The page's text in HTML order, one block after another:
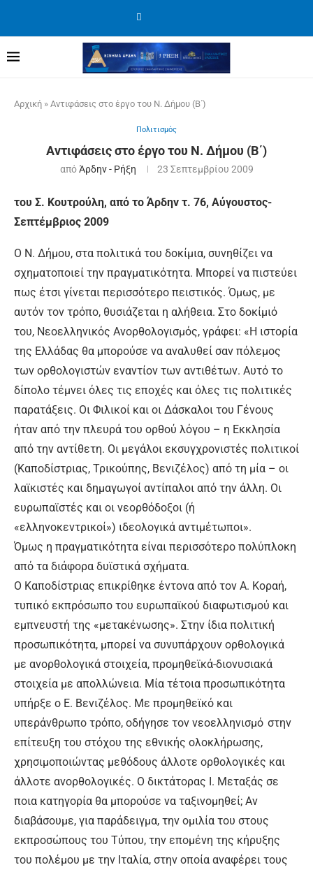
Αρχική » Αντιφάσεις στο έργο του Ν. Δήμου (Β΄)
Πολιτισμός
Αντιφάσεις στο έργο του Ν. Δήμου (Β΄)
απόΆρδην - Ρήξη 23 Σεπτεμβρίου 2009
του Σ. Κουτρούλη, από το Άρδην τ. 76, Αύγουστος-
Σεπτέμβριος 2009
Ο Ν. Δήμου, στα πολιτικά του δοκίμια, συνηθίζει να
σχηματοποιεί την πραγματικότητα. Μπορεί να πιστεύει
πως έτσι γίνεται περισσότερο πειστικός. Όμως, με
αυτόν τον τρόπο, θυσιάζεται η αλήθεια. Στο δοκίμιό
του, Νεοελληνικός Ανορθολογισμός, γράφει: «Η ιστορία
της Ελλάδας θα μπορούσε να αναλυθεί σαν πόλεμος
των ορθολογιστών εναντίον των αντιθέτων. Αυτό το
δίπολο τέμνει όλες τις εποχές και όλες τις πολιτικές
παρατάξεις. Οι Φιλικοί και οι Δάσκαλοι του Γένους
ήταν από την πλευρά του ορθού λόγου – η Εκκλησία
από την αντίθετη. Οι μεγάλοι εκσυγχρονιστές πολιτικοί
(Καποδίστριας, Τρικούπης, Βενιζέλος) από τη μία – οι
λαϊκιστές και δημαγωγοί αντίπαλοι από την άλλη. Οι
ευρωπαϊστές και οι νεορθόδοξοι (ή
«ελληνοκεντρικοί») ιδεολογικά αντιμέτωποι».
Όμως η πραγματικότητα είναι περισσότερο πολύπλοκη
από τα διάφορα δυϊστικά σχήματα.
Ο Καποδίστριας επικρίθηκε έντονα από τον Α. Κοραή,
τυπικό εκπρόσωπο του ευρωπαϊκού διαφωτισμού και
εμπνευστή της «μετακένωσης». Στην ίδια πολιτική
προσωπικότητα, μπορεί να συνυπάρχουν ορθολογικά
με ανορθολογικά στοιχεία, προμηθεϊκά-διονυσιακά
στοιχεία με απολλώνεια. Μία τέτοια προσωπικότητα
υπήρξε ο Ε. Βενιζέλος. Με προμηθεϊκό και
υπεράνθρωπο τρόπο, οδήγησε τον νεοελληνισμό στην
επίτευξη του στόχου της εθνικής ολοκλήρωσης,
χρησιμοποιώντας μεθόδους άλλοτε ορθολογικές και
άλλοτε ανορθολογικές. Ο δικτάτορας Ι. Μεταξάς σε
ποια κατηγορία θα μπορούσε να ταξινομηθεί; Αν
διαβάσουμε, για παράδειγμα, την ομιλία του στους
εκπροσώπους του Τύπου, την επομένη της κήρυξης
του πολέμου με την Ιταλία, στην οποία αναφέρει τους